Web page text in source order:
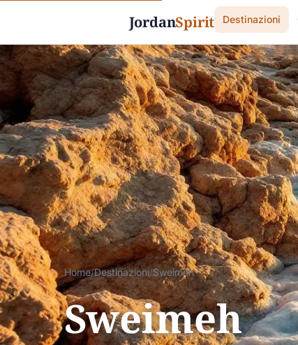
JordanSpirit Destinazioni
Home/Destinazioni/Sweimeh
Sweimeh